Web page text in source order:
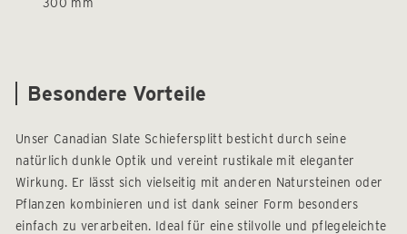
Besondere Vorteile
Unser Canadian Slate Schiefersplitt besticht durch seine
natürlich dunkle Optik und vereint rustikale mit eleganter
Wirkung. Er lässt sich vielseitig mit anderen Natursteinen oder
Pflanzen kombinieren und ist dank seiner Form besonders
einfach zu verarbeiten. Ideal für eine stilvolle und pflegeleichte